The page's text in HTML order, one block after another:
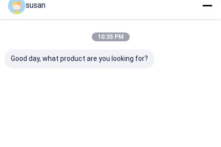
अनुशंसित उत्पाद
susan
10:35 PM
Good day, what product are you looking for?